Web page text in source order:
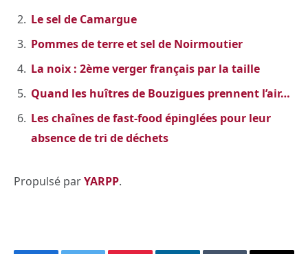
Le sel de Camargue
Pommes de terre et sel de Noirmoutier
La noix : 2ème verger français par la taille
Quand les huîtres de Bouzigues prennent l’air…
Les chaînes de fast-food épinglées pour leur
absence de tri de déchets
Propulsé parYARPP.